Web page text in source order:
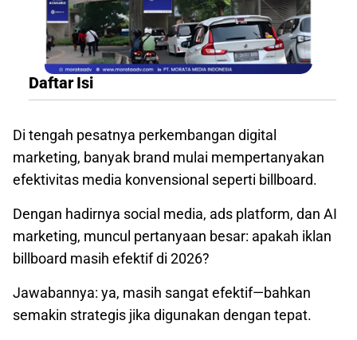
Daftar Isi
Di tengah pesatnya perkembangan digital
marketing, banyak brand mulai mempertanyakan
efektivitas media konvensional seperti billboard.
Dengan hadirnya social media, ads platform, dan AI
marketing, muncul pertanyaan besar: apakah iklan
billboard masih efektif di 2026?
Jawabannya: ya, masih sangat efektif—bahkan
semakin strategis jika digunakan dengan tepat.